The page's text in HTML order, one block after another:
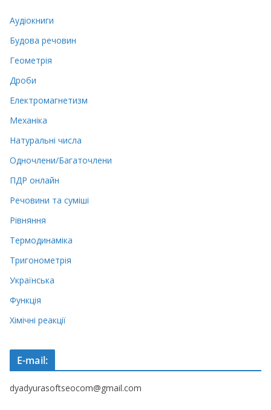
Аудіокниги
Будова речовин
Геометрія
Дроби
Електромагнетизм
Механіка
Натуральні числа
Одночлени/Багаточлени
ПДР онлайн
Речовини та суміші
Рівняння
Термодинаміка
Тригонометрія
Українська
Функція
Хімічні реакції
E-mail:
dyadyurasoftseocom@gmail.com